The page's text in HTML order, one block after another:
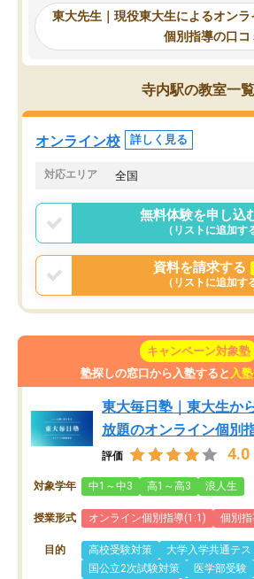
れるので、親としても安心です。毎日
使える自習室とかもあり、わからない
ところがあれば先生が回答してくれる
のも重宝しています。
東大先生｜現役東大生によるオンラ
個別指導の口
寺内駅の教室一覧
オンライン校 詳しく見る
対応エリア 全国
無料体験を申し込
（リストに追加す
資料を請求する
（リストに追加す
キャンペーン対象塾
塾探しの窓口から入塾すると 入
東大毎日塾｜東大生か
放題のオンライン個別
評価 4.0
対象学年 中1～中3 高1～高3 浪人生
授業形式 オンライン個別指導(1:1) 個別
目的 高校受験対策
大学入学共通テス
国公立2次試験対策
医学部受験